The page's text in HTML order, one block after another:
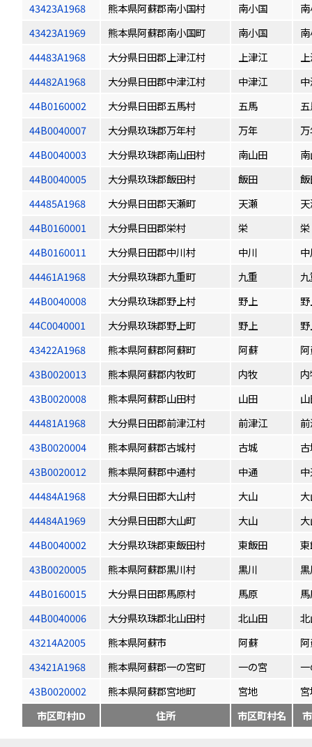
43423A1968
熊本県阿蘇郡南小国村 南小国
43423A1969
熊本県阿蘇郡南小国町 南小国
44483A1968
大分県日田郡上津江村 上津江
44482A1968
大分県日田郡中津江村 中津江
44B0160002
大分県日田郡五馬村 五馬
44B0040007
大分県玖珠郡万年村 万年
44B0040003
大分県玖珠郡南山田村 南山田
44B0040005
大分県玖珠郡飯田村 飯田
44485A1968
大分県日田郡天瀬町 天瀬
44B0160001
大分県日田郡栄村 栄
栄
44B0160011
大分県日田郡中川村 中川
44461A1968
大分県玖珠郡九重町 九重
44B0040008
大分県玖珠郡野上村 野上
44C0040001
大分県玖珠郡野上町 野上
43422A1968
熊本県阿蘇郡阿蘇町 阿蘇
43B0020013
熊本県阿蘇郡内牧町 内牧
43B0020008
熊本県阿蘇郡山田村 山田
44481A1968
大分県日田郡前津江村 前津江
43B0020004
熊本県阿蘇郡古城村 古城
43B0020012
熊本県阿蘇郡中通村 中通
44484A1968
大分県日田郡大山村 大山
44484A1969
大分県日田郡大山町 大山
44B0040002
大分県玖珠郡東飯田村 東飯田
43B0020005
熊本県阿蘇郡黒川村 黒川
44B0160015
大分県日田郡馬原村 馬原
44B0040006
大分県玖珠郡北山田村 北山田
43214A2005
熊本県阿蘇市 阿蘇
43421A1968
熊本県阿蘇郡一の宮町 一の宮
43B0020002
熊本県阿蘇郡宮地町 宮地
市区町村ID
住所 市区町村名